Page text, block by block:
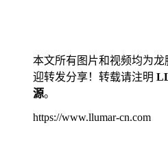
本文所有图片和视频均为
迎转发分享！转载请注明
源。
https://www.llumar-cn.com